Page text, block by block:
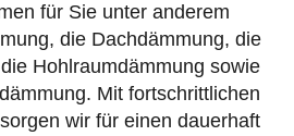
für Sie unter anderem
die Dachdämmung, die
Hohlraumdämmung sowie
Mit fortschrittlichen
wir für einen dauerhaft